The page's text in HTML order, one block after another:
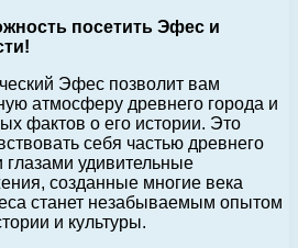
посетить Эфес и
Эфес позволит вам
атмосферу древнего города и
фактов о его истории. Это
себя частью древнего
удивительные
созданные многие века
станет незабываемым опытом
и культуры.